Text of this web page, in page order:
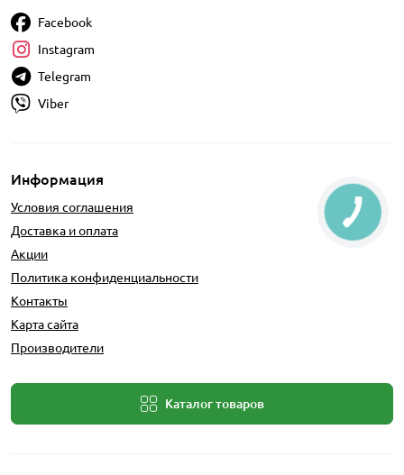
Информация
Условия соглашения
Доставка и оплата
Акции
Политика конфиденциальности
Контакты
Карта сайта
Производители
Каталог товаров
Facebook
Instagram
Telegram
Viber